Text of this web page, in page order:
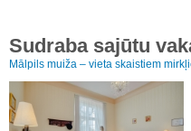
Sudraba sajūtu
Mālpils muiža – vieta skaistiem